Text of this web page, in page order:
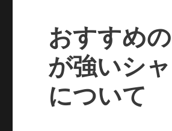
おすすめ
が強いシ
について